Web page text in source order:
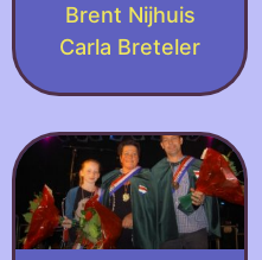
Brent Nijhuis
Carla Breteler